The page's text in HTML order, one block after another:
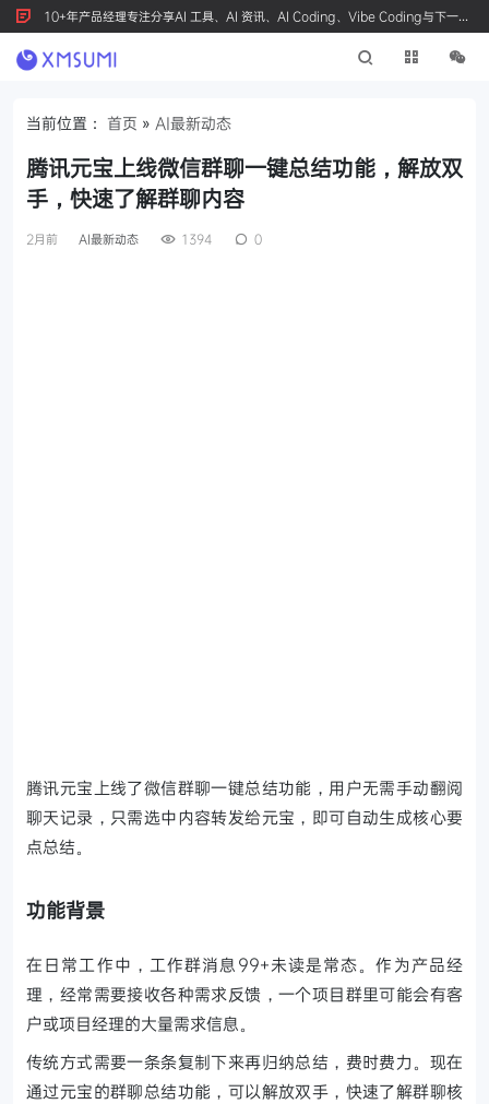
10+年产品经理专注分享AI 工具、AI 资讯、AI Coding、Vibe Coding与下一代
产品创新，按 Ctrl+D 收藏我们
当前位置： 首页 » AI最新动态
腾讯元宝上线微信群聊一键总结功能，解放双
手，快速了解群聊内容
2月前 AI最新动态 1394 0
腾讯元宝上线了微信群聊一键总结功能，用户无需手动翻阅
聊天记录，只需选中内容转发给元宝，即可自动生成核心要
点总结。
功能背景
在日常工作中，工作群消息99+未读是常态。作为产品经
理，经常需要接收各种需求反馈，一个项目群里可能会有客
户或项目经理的大量需求信息。
传统方式需要一条条复制下来再归纳总结，费时费力。现在
通过元宝的群聊总结功能，可以解放双手，快速了解群聊核